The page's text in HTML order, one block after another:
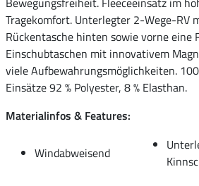
Tragekomfort. Unterlegter 2-Wege-RV
Rückentasche hinten sowie vorne eine
Einschubtaschen mit innovativem
viele Aufbewahrungsmöglichkeiten.
Einsätze 92 % Polyester, 8 % Elasthan.
Materialinfos & Features:
Windabweisend